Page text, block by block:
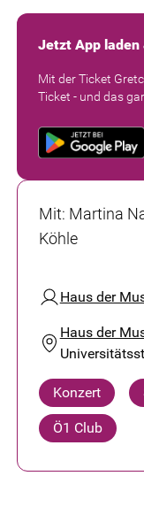
Jetzt App
Mit der Ticket
Ticket - und das
Mit: Martina
Köhle
Haus der
Haus der
Konzert
Ö1 Club